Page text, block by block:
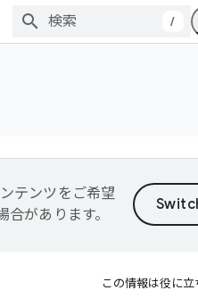
/
テンツをご希望
があります。
この情報は役に立